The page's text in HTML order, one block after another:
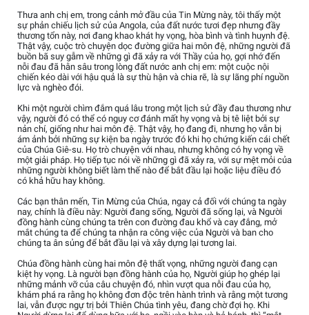
Thưa anh chị em, trong cảnh mở đầu của Tin Mừng này, tôi thấy một
sự phản chiếu lịch sử của Angola, của đất nước tươi đẹp nhưng đầy
thương tổn này, nơi đang khao khát hy vọng, hòa bình và tình huynh đệ.
Thật vậy, cuộc trò chuyện dọc đường giữa hai môn đệ, những người đã
buồn bã suy gẫm về những gì đã xảy ra với Thầy của họ, gợi nhớ đến
nỗi đau đã hằn sâu trong lòng đất nước anh chị em: một cuộc nội
chiến kéo dài với hậu quả là sự thù hận và chia rẽ, là sự lãng phí nguồn
lực và nghèo đói.
Khi một người chìm đắm quá lâu trong một lịch sử đầy đau thương như
vậy, người đó có thể có nguy cơ đánh mất hy vọng và bị tê liệt bởi sự
nản chí, giống như hai môn đệ. Thật vậy, họ đang đi, nhưng họ vẫn bị
ám ảnh bởi những sự kiện ba ngày trước đó khi họ chứng kiến cái chết
của Chúa Giê-su. Họ trò chuyện với nhau, nhưng không có hy vọng về
một giải pháp. Họ tiếp tục nói về những gì đã xảy ra, với sự mệt mỏi của
những người không biết làm thế nào để bắt đầu lại hoặc liệu điều đó
có khả hữu hay không.
Các bạn thân mến, Tin Mừng của Chúa, ngay cả đối với chúng ta ngày
nay, chính là điều này: Người đang sống, Người đã sống lại, và Người
đồng hành cùng chúng ta trên con đường đau khổ và cay đắng, mở
mắt chúng ta để chúng ta nhận ra công việc của Người và ban cho
chúng ta ân sủng để bắt đầu lại và xây dựng lại tương lai.
Chúa đồng hành cùng hai môn đệ thất vọng, những người đang cạn
kiệt hy vọng. Là người bạn đồng hành của họ, Người giúp họ ghép lại
những mảnh vỡ của câu chuyện đó, nhìn vượt qua nỗi đau của họ,
khám phá ra rằng họ không đơn độc trên hành trình và rằng một tương
lai, vẫn được ngự trị bởi Thiên Chúa tình yêu, đang chờ đợi họ. Khi